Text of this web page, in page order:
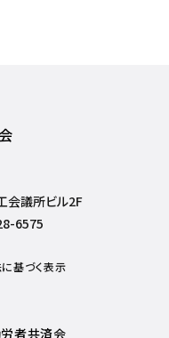
会議所ビル2F
6575
基づく表示
者共済会